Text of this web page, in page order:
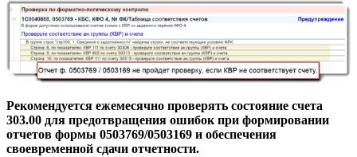
Рекомендуется ежемесячно проверять состояние счета
303.00 для предотвращения ошибок при формировании
отчетов формы 0503769/0503169 и обеспечения
своевременной сдачи отчетности.